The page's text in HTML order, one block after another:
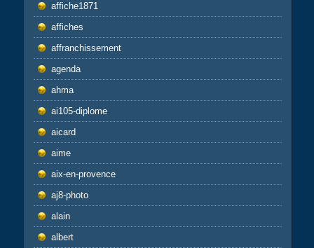
affiche1871
affiches
affranchissement
agenda
ahma
ai105-diplome
aicard
aime
aix-en-provence
aj8-photo
alain
albert